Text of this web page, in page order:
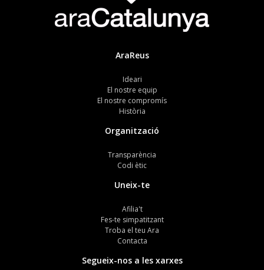
AraReus
Ideari
El nostre equip
El nostre compromís
Història
Organització
Transparència
Codi ètic
Uneix-te
Afilia't
Fes-te simpatitzant
Troba el teu Ara
Contacta
Segueix-nos a les xarxes